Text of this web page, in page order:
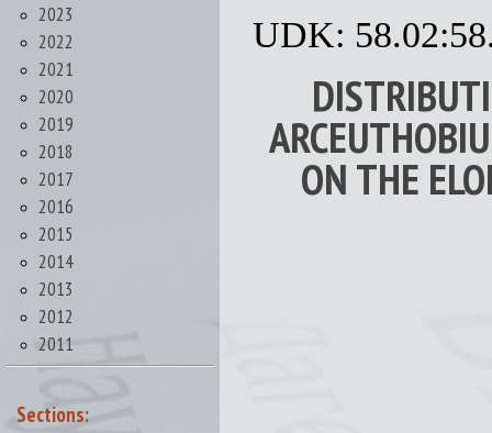
2023
2022
2021
2020
2019
2018
2017
2016
2015
2014
2013
2012
2011
Sections:
UDK:
ON THE